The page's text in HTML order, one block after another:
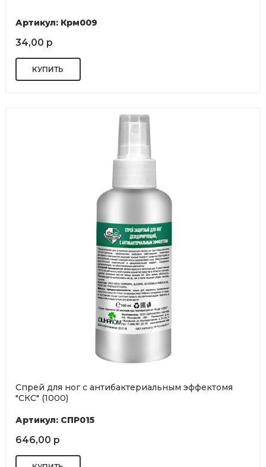
Артикул: Крм009
34,00 р
Спрей для ног с антибактериальным эффектомя
"СКС" (1000)
Артикул: СПР015
646,00 р